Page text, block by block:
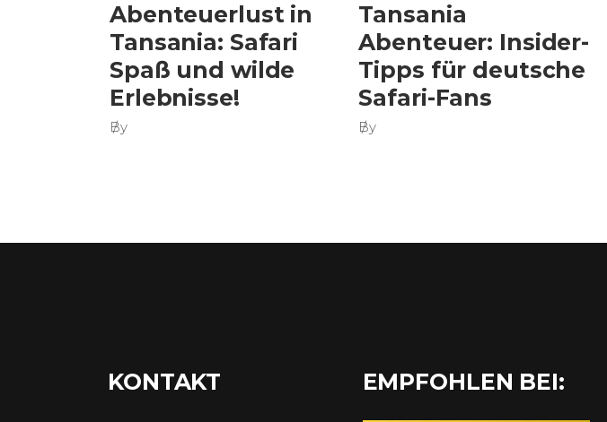
Abenteuerlust in
Tansania: Safari
Spaß und wilde
Erlebnisse!
By
Tansania
Abenteuer: Insider-
Tipps für deutsche
Safari-Fans
By
KONTAKT EMPFOHLEN BEI: